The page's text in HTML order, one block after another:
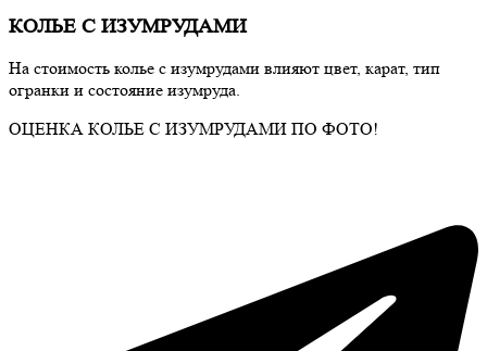
КОЛЬЕ С ИЗУМРУДАМИ
На стоимость колье с изумрудами влияют цвет, карат, тип
огранки и состояние изумруда.
ОЦЕНКА КОЛЬЕ С ИЗУМРУДАМИ ПО ФОТО!